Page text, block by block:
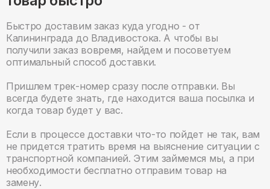
Быстро доставим заказ куда угодно - от
Калининграда до Владивостока. А чтобы вы
получили заказ вовремя, найдем и посоветуем
оптимальный способ доставки.
Пришлем трек-номер сразу после отправки. Вы
всегда будете знать, где находится ваша посылка и
когда товар будет у вас.
Если в процессе доставки что-то пойдет не так, вам
не придется тратить время на выяснение ситуации с
транспортной компанией. Этим займемся мы, а при
необходимости бесплатно отправим товар на
замену.